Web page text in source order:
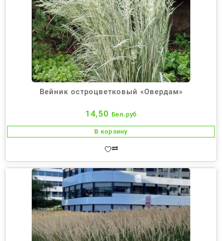
Вейник остроцветковый «Овердам»
14,50 Бел.руб
В корзину